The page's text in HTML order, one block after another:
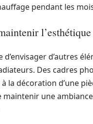
pendant les
d’autres
Des cadres
la décoration d’une
une